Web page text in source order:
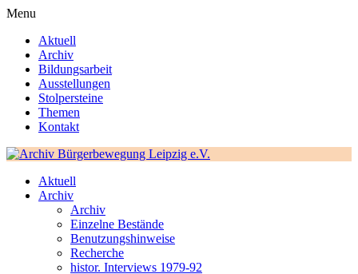
Menu
Aktuell
Archiv
Bildungsarbeit
Ausstellungen
Stolpersteine
Themen
Kontakt
Aktuell
Archiv
Archiv
Einzelne Bestände
Benutzungshinweise
Recherche
histor. Interviews 1979-92